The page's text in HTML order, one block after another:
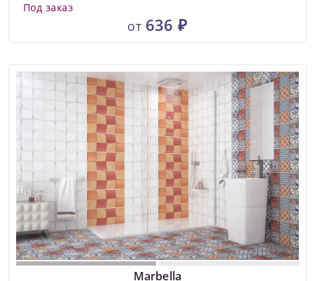
Под заказ
от 636 ₽
Marbella